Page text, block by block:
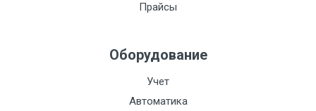
Прайсы
Оборудование
Учет
Автоматика